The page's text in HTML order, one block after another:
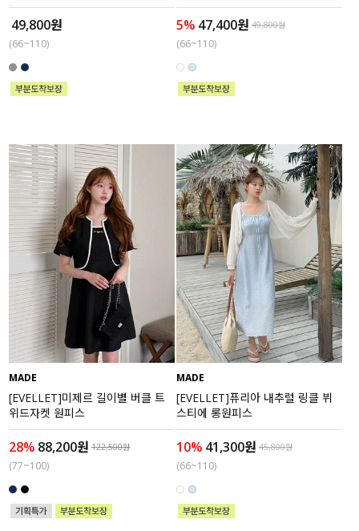
49,800원
(66~110)
5% 47,400원 49,800원
(66~110)
MADE
[EVELLET]미제르 길이별 버클 트
위드자켓 원피스
28% 88,200원 122,500원
(77~100)
MADE
[EVELLET]퓨리아 내추럴 링클 뷔
스티에 롱원피스
10% 41,300원 45,800원
(66~110)